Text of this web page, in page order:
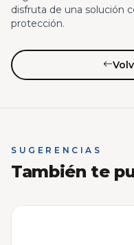
disfruta de una solución
protección.
SUGERENCIAS
También te